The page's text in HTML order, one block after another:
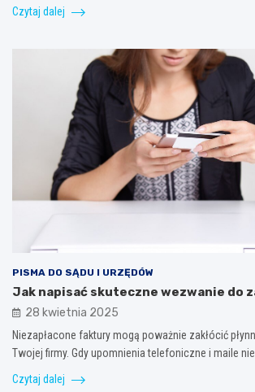
Czytaj dalej
PISMA DO SĄDU I URZĘDÓW
Jak napisać skuteczne wezwanie do
28 kwietnia 2025
Niezapłacone faktury mogą poważnie zakłócić
Twojej firmy. Gdy upomnienia telefoniczne i maile nie
Czytaj dalej